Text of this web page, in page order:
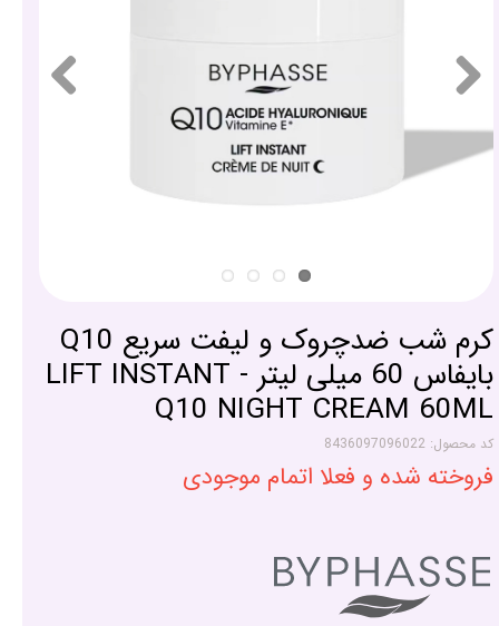
کرم شب ضدچروک و لیفت سریع Q10
بایفاس 60 میلی لیتر - LIFT INSTANT
Q10 NIGHT CREAM 60ML
کد محصول: 8436097096022
فروخته شده و فعلا اتمام موجودی